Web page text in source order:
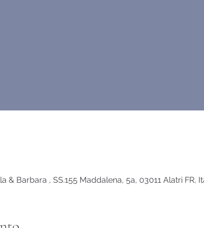
& Barbara , SS.155 Maddalena, 5a, 03011 Alatri FR,